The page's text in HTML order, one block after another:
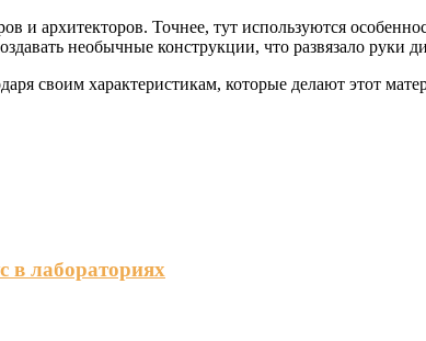
и архитекторов. Точнее, тут используются
необычные конструкции, что развязало руки
своим характеристикам, которые делают этот
в лабораториях